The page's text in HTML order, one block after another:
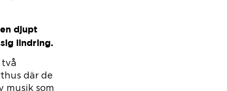
djupt
lindring.
två
där de
musik som